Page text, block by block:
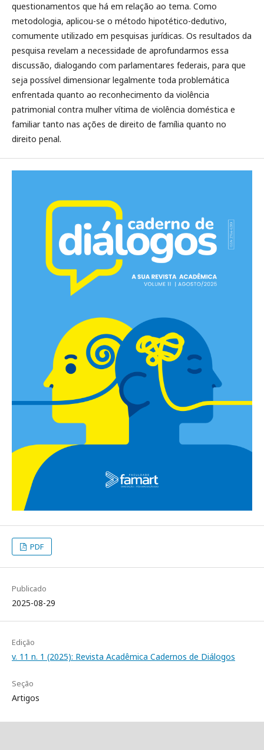
questionamentos que há em relação ao tema. Como
metodologia, aplicou-se o método hipotético-dedutivo,
comumente utilizado em pesquisas jurídicas. Os resultados da
pesquisa revelam a necessidade de aprofundarmos essa
discussão, dialogando com parlamentares federais, para que
seja possível dimensionar legalmente toda problemática
enfrentada quanto ao reconhecimento da violência
patrimonial contra mulher vítima de violência doméstica e
familiar tanto nas ações de direito de família quanto no
direito penal.
PDF
Publicado
2025-08-29
Edição
v. 11 n. 1 (2025): Revista Acadêmica Cadernos de Diálogos
Seção
Artigos